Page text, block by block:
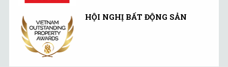
HỘI NGHỊ BẤT ĐỘNG SẢN